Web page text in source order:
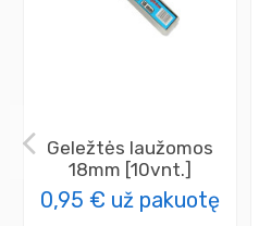
Geležtės laužomos
18mm [10vnt.]
0,95 € už pakuotę